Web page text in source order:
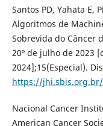
Santos PD, Yahata E,
Algoritmos de
Sobrevida do Câncer
20º de julho de 2023
2024];15(Especial).
https://
Nacional Cancer
American Cancer